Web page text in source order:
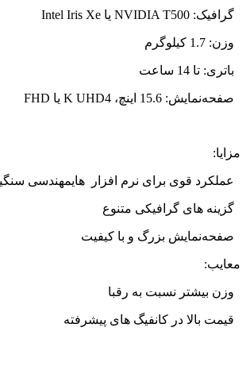
گرافیک: NVIDIA T500 یا Intel Iris Xe
وزن: 1.7 کیلوگرم
باتری: تا 14 ساعت
صفحه‌نمایش: 15.6 اینچ، 4 K UHD یا FHD
مزایا:
عملکرد قوی برای نرم افزار هایمهندسی
گزینه‌ های گرافیکی متنوع
صفحه‌نمایش بزرگ و با کیفیت
معایب:
وزن بیشتر نسبت به رقبا
قیمت بالا در کانفیگ‌ های پیشرفته